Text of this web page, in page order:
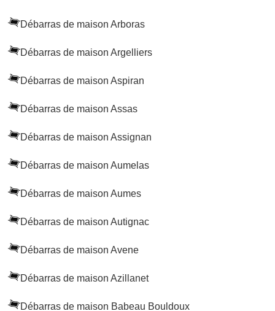
Débarras de maison Arboras
Débarras de maison Argelliers
Débarras de maison Aspiran
Débarras de maison Assas
Débarras de maison Assignan
Débarras de maison Aumelas
Débarras de maison Aumes
Débarras de maison Autignac
Débarras de maison Avene
Débarras de maison Azillanet
Débarras de maison Babeau Bouldoux